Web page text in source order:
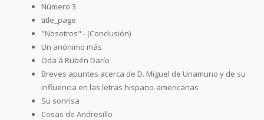
Número 3
title_page
"Nosotros" - (Conclusión)
Un anónimo más
Oda á Rubén Darío
Breves apuntes acerca de D. Miguel de Unamuno y de su
influencia en las letras hispano-americanas
Su sonrisa
Cosas de Andresillo